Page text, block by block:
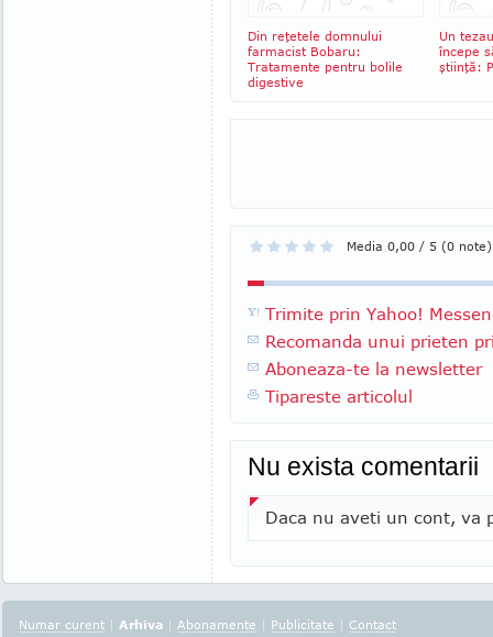
Din reţetele domnului
farmacist Bobaru:
Tratamente pentru bolile
digestive
Un
începe
ştiinţă:
Media 0,00 / 5 (0 note)
Trimite prin Yahoo!
Recomanda unui prieten
Aboneaza-te la newsletter
Tipareste articolul
Nu exista comentarii
Daca nu aveti un cont, va
Numar curent | Arhiva | Abonamente | Publicitate | Contact